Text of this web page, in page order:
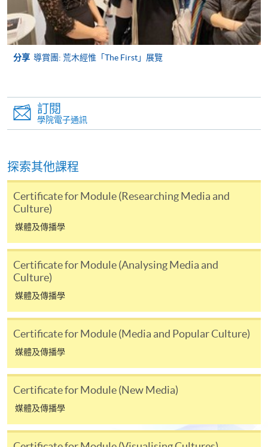
報讀新課程
填寫網上報名表格
申請人可按該課程網頁的右上角的
某些課程須甄選入學，並要求申請人上載課程網頁
中指定所須文件(如學歷證明)。系統只支援doc,
繳交所需費用
申請人可使用以下方式繳交報名費或課程費用:
繳費靈網上服務- 申請人須先開立繳費靈戶口及設
碼，請瀏覽繳費靈網址http://www.ppshk.com
*信用咭網上繳費服務
Mastercard（包括「香港大學專業進修學院
Mastercard卡」）繳付學費。
月免息分期付款優惠，必須親臨本學院設有報名服務的教
學中心作付款安排。
申請/報讀指南 :
分享 導賞團: 荒木經惟「The First」展覽
訂閱
學院電子通訊
探索其他課程
Certificate for Module (Researching Media and
Culture)
媒體及傳播學
Certificate for Module (Analysing Media and
Culture)
媒體及傳播學
Certificate for Module (Media and Popular Culture)
媒體及傳播學
Certificate for Module (New Media)
媒體及傳播學